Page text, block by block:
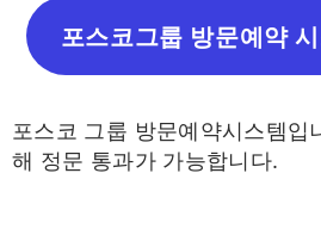
포스코그룹 방문예약
포스코 그룹 방문예약시스템입
해 정문 통과가 가능합니다.